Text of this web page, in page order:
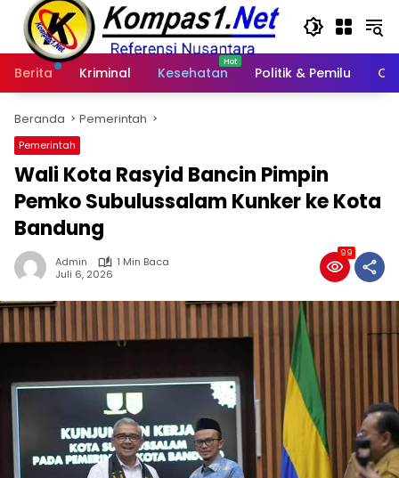
Langsung
konten
Berita
Kriminal Kesehatan Politik & Pemilu
Beranda Pemerintah
Pemerintah
Wali Kota Rasyid Bancin Pimpin
Pemko Subulussalam Kunker ke Kota
Bandung
Admin
1 Min Baca
Juli 6, 2026
99